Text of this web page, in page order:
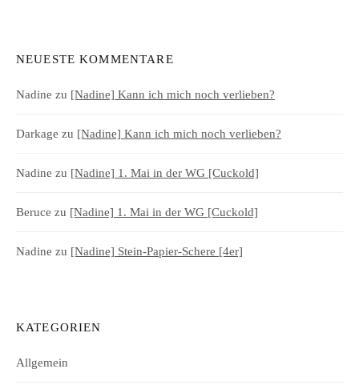
NEUESTE KOMMENTARE
Nadine zu [Nadine] Kann ich mich noch verlieben?
Darkage zu [Nadine] Kann ich mich noch verlieben?
Nadine zu [Nadine] 1. Mai in der WG [Cuckold]
Beruce zu [Nadine] 1. Mai in der WG [Cuckold]
Nadine zu [Nadine] Stein-Papier-Schere [4er]
KATEGORIEN
Allgemein